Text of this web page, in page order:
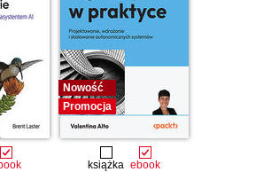
Nowość
Promocja
książka ebook